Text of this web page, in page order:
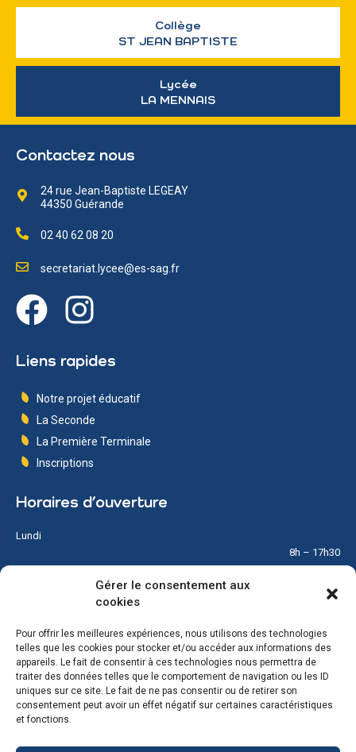
Gérer le consentement aux
cookies
Pour offrir les meilleures expériences, nous utilisons des technologies
telles que les cookies pour stocker et/ou accéder aux informations des
appareils. Le fait de consentir à ces technologies nous permettra de
traiter des données telles que le comportement de navigation ou les ID
uniques sur ce site. Le fait de ne pas consentir ou de retirer son
consentement peut avoir un effet négatif sur certaines caractéristiques
et fonctions.
Collège
ST JEAN BAPTISTE
Lycée
LA MENNAIS
Contactez nous
24 rue Jean-Baptiste LEGEAY
44350 Guérande
02 40 62 08 20
secretariat.lycee@es-sag.fr
Liens rapides
Notre projet éducatif
La Seconde
La Première Terminale
Inscriptions
Horaires d’ouverture
Lundi
8h – 17h30
8h – 17h30
Mercredi
8h – 12h
Jeudi
8h – 17h30